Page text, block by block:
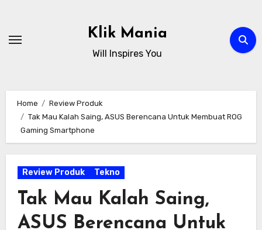
content
Klik Mania
Will Inspires You
Home
Review Produk
Tak Mau Kalah Saing, ASUS Berencana Untuk Membuat ROG
Gaming Smartphone
Review Produk Tekno
Tak Mau Kalah Saing,
ASUS Berencana Untuk